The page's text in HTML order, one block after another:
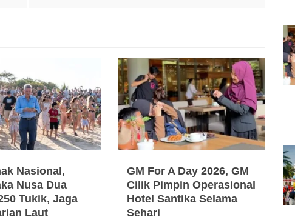
Nasional,
Nusa Dua
Tukik, Jaga
Laut
GM For A Day 2026, GM
Cilik Pimpin Operasional
Hotel Santika Selama
Sehari